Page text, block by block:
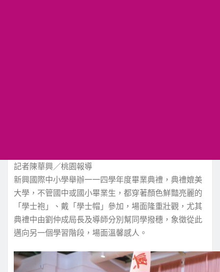
記者陳華興／桃園報導
新興國際中小學舉辦一一四學年度畢業典禮，典禮媲美
大學，不管國中或國小畢業生，都穿著顏色鮮豔亮麗的
「學士袍」、戴「學士帽」參加，場面隆重壯觀，尤其
典禮中由劉仲成局長及導師分別幫同學撥穗，象徵從此
邁向另一個學習階段，場面溫馨感人。